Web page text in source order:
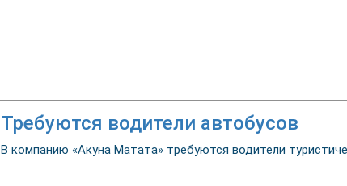
Требуются водители автобусов
В компанию «Акуна Матата» требуются водители